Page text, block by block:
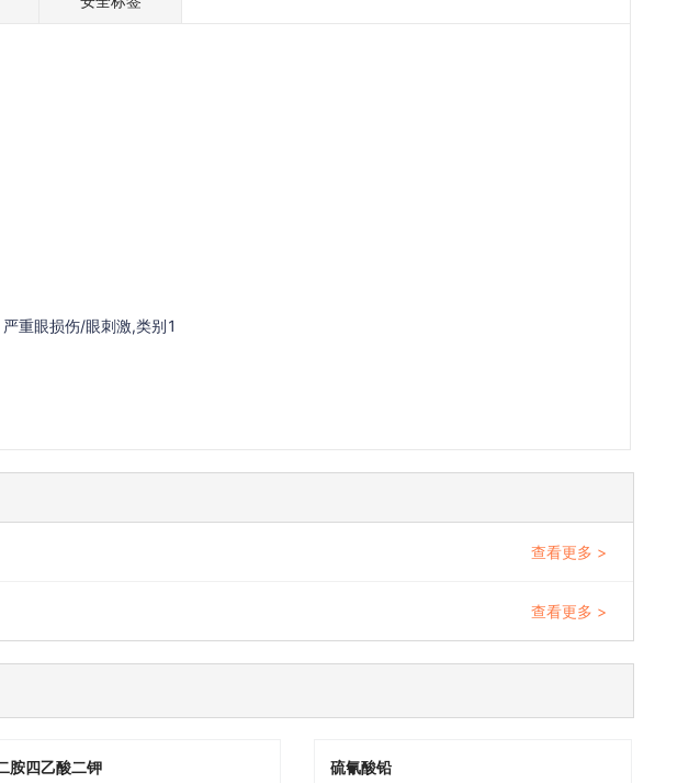
重眼损伤/眼刺激,类别1
查看更多 >
查看更多 >
胺四乙酸二钾 硫氰酸铅